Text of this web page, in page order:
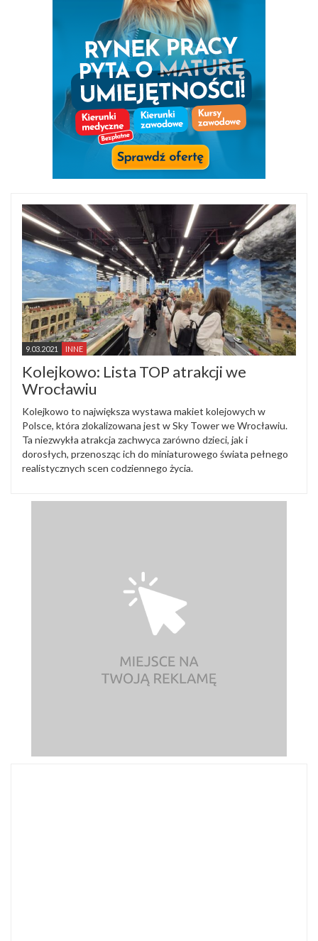
9.03.2021 INNE
Kolejkowo: Lista TOP atrakcji we
Wrocławiu
Kolejkowo to największa wystawa makiet kolejowych w
Polsce, która zlokalizowana jest w Sky Tower we Wrocławiu.
Ta niezwykła atrakcja zachwyca zarówno dzieci, jak i
dorosłych, przenosząc ich do miniaturowego świata pełnego
realistycznych scen codziennego życia.